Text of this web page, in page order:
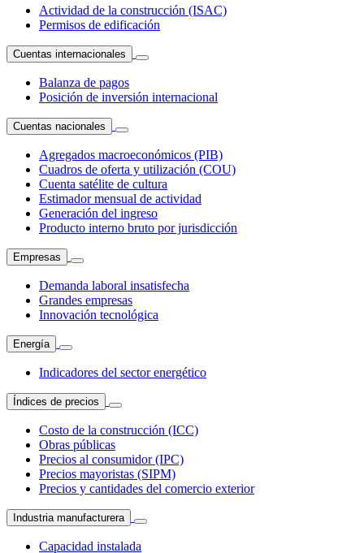
Actividad de la construcción (ISAC)
Permisos de edificación
Cuentas internacionales
Balanza de pagos
Posición de inversión internacional
Cuentas nacionales
Agregados macroeconómicos (PIB)
Cuadros de oferta y utilización (COU)
Cuenta satélite de cultura
Estimador mensual de actividad
Generación del ingreso
Producto interno bruto por jurisdicción
Empresas
Demanda laboral insatisfecha
Grandes empresas
Innovación tecnológica
Energía
Indicadores del sector energético
Índices de precios
Costo de la construcción (ICC)
Obras públicas
Precios al consumidor (IPC)
Precios mayoristas (SIPM)
Precios y cantidades del comercio exterior
Industria manufacturera
Capacidad instalada